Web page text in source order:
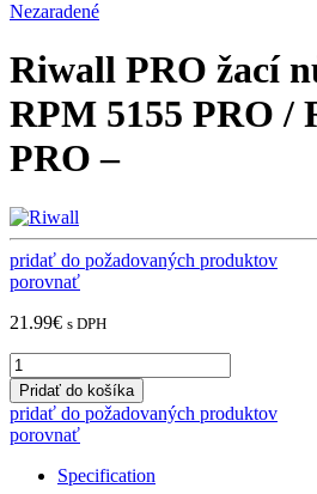
Nezaradené
Riwall PRO žací
RPM 5155 PRO /
PRO –
pridať do požadovaných produktov
porovnať
21.99€ s DPH
Riwall
PRO
žací
nůž
51
Pridať do košíka
pridať do požadovaných produktov
porovnať
Specification